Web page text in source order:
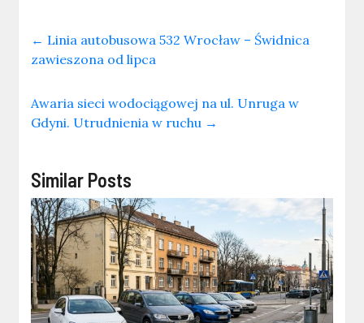
← Linia autobusowa 532 Wrocław – Świdnica
zawieszona od lipca
Awaria sieci wodociągowej na ul. Unruga w
Gdyni. Utrudnienia w ruchu →
Similar Posts